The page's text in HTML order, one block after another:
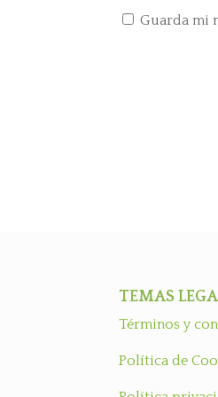
Guarda mi
TEMAS
Términos y
Política de